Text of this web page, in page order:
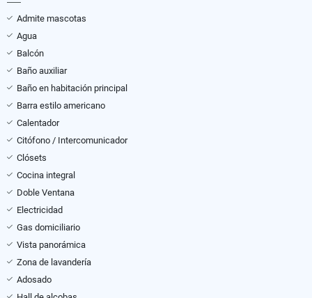
Admite mascotas
Agua
Balcón
Baño auxiliar
Baño en habitación principal
Barra estilo americano
Calentador
Citófono / Intercomunicador
Clósets
Cocina integral
Doble Ventana
Electricidad
Gas domiciliario
Vista panorámica
Zona de lavandería
Adosado